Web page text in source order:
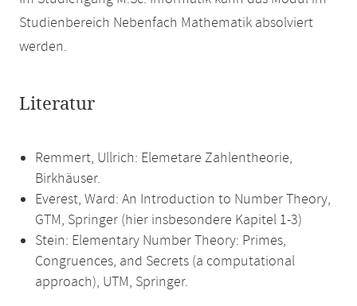
Studienbereich Nebenfach Mathematik absolviert
werden.
Literatur
Remmert, Ullrich: Elemetare Zahlentheorie,
Birkhäuser.
Everest, Ward: An Introduction to Number Theory,
GTM, Springer (hier insbesondere Kapitel 1-3)
Stein: Elementary Number Theory: Primes,
Congruences, and Secrets (a computational
approach), UTM, Springer.